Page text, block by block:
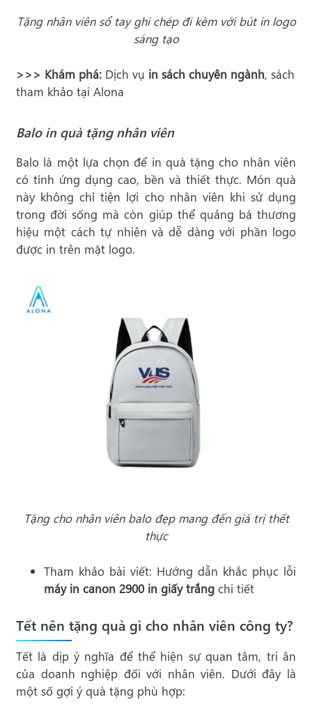
Tặng nhân viên sổ tay ghi chép đi kèm với bút in logo
sáng tạo
>>> Khám phá: Dịch vụ in sách chuyên ngành, sách
tham khảo tại Alona
Balo in quà tặng nhân viên
Balo là một lựa chọn để in quà tặng cho nhân viên
có tính ứng dụng cao, bền và thiết thực. Món quà
này không chỉ tiện lợi cho nhân viên khi sử dụng
trong đời sống mà còn giúp thể quảng bá thương
hiệu một cách tự nhiên và dễ dàng với phần logo
được in trên mặt logo.
Tặng cho nhân viên balo đẹp mang đến giá trị thết
thực
Tham khảo bài viết: Hướng dẫn khắc phục lỗi
máy in canon 2900 in giấy trắng chi tiết
Tết nên tặng quà gì cho nhân viên công ty?
Tết là dịp ý nghĩa để thể hiện sự quan tâm, tri ân
của doanh nghiệp đối với nhân viên. Dưới đây là
một số gợi ý quà tặng phù hợp: